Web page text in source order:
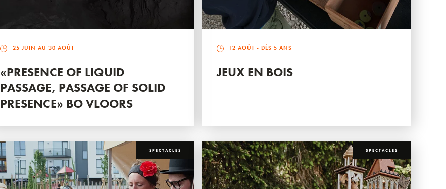
25 JUIN AU 30 AOÛT
«PRESENCE OF LIQUID
PASSAGE, PASSAGE OF SOLID
PRESENCE» BO VLOORS
12 AOÛT - DÈS 5 ANS
JEUX EN BOIS
SPECTACLES SPECTACLES